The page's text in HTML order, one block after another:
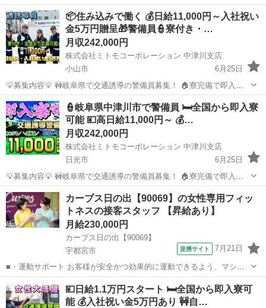
OK。 🔰未経験でも安心の研修体制。 👫男女歓迎＆カップル応募も大
歓迎。 ✨安心して働ける環境で新生活をスタートしませんか？ 💴【日
給】 ✅日...
栃木 大田原市 その他 未経験
📦住み込みで働く 💰日給11,000円～入社祝い
金5万円贈呈🎁警備員👮寮付き・…
月収242,000円
株式会社ミトモコーポレーション 中津川支店
小山市
6月25日
💡募集内容💡 🚧岐阜県で交通誘導の警備員募集！ 🏠寮完備で即入寮
OK。 🔰未経験でも安心の研修体制。 👫男女歓迎＆カップル応募も大
歓迎。 ✨安心して働ける環境で新生活をスタートしませんか？ 💴【日
給】 ✅日...
栃木 小山市 その他 未経験
👮岐阜県中津川市で警備員 🛏️全国から即入寮
可能 💴高日給11,000円～ 💰…
月収242,000円
株式会社ミトモコーポレーション 中津川支店
日光市
6月25日
💡募集内容💡 🚧岐阜県で交通誘導の警備員募集！ 🏠寮完備で即入寮
OK。 🔰未経験でも安心の研修体制。 👫男女歓迎＆カップル応募も大
歓迎。 ✨安心して働ける環境で新生活をスタートしませんか？ 💴【日
給】 ✅日...
栃木 日光市 その他 未経験
カーブス日の出【90069】の女性専用フィッ
トネスの接客スタッフ 【昇給あり】
月給230,000円
カーブス日の出【90069】
宇都宮市
提携サイト 7月21日
■・運動サポート お客様が安全かつ効果的に運動できるよう、マシン
の使い方をアドバイスします。運動が初めての方や苦手な方がほとん
どなので、難しい指導はありません。「今日はこの動きを意識しまし
ょう！」といったお声がけをしながら、...
栃木 宇都宮市 その他
💴日給1.1万円スタート 🛏️全国から即入寮可
能 💰入社祝い金5万円あり 🚧自…